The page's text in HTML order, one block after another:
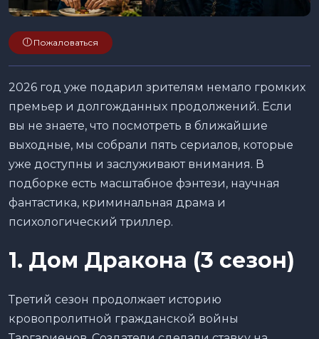
Пожаловаться
2026 год уже подарил зрителям немало громких
премьер и долгожданных продолжений. Если
вы не знаете, что посмотреть в ближайшие
выходные, мы собрали пять сериалов, которые
уже доступны и заслуживают внимания. В
подборке есть масштабное фэнтези, научная
фантастика, криминальная драма и
психологический триллер.
1. Дом Дракона (3 сезон)
Третий сезон продолжает историю
кровопролитной гражданской войны